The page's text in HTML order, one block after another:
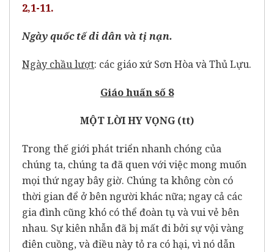
2,1-11.
Ngày quốc tế di dân và tị nạn.
Ngày chầu lượt: các giáo xứ Sơn Hòa và Thủ Lựu.
Giáo huấn số 8
MỘT LỜI HY VỌNG (tt)
Trong thế giới phát triển nhanh chóng của
chúng ta, chúng ta đã quen với việc mong muốn
mọi thứ ngay bây giờ. Chúng ta không còn có
thời gian để ở bên người khác nữa; ngay cả các
gia đình cũng khó có thể đoàn tụ và vui vẻ bên
nhau. Sự kiên nhẫn đã bị mất đi bởi sự vội vàng
điên cuồng, và điều này tỏ ra có hại, vì nó dẫn